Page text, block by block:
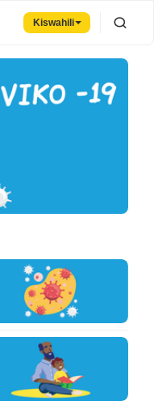
Kiswahili